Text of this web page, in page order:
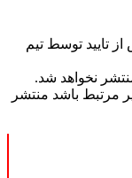
تایید توسط تیم
نخواهد شد.
مرتبط باشد منتشر